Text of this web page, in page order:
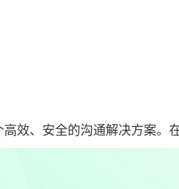
、安全的沟通解决方案。